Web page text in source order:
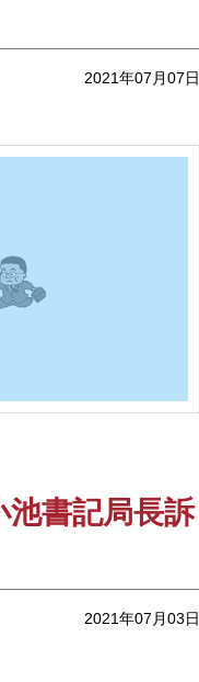
2021年07月07日
書記局長訴
2021年07月03日